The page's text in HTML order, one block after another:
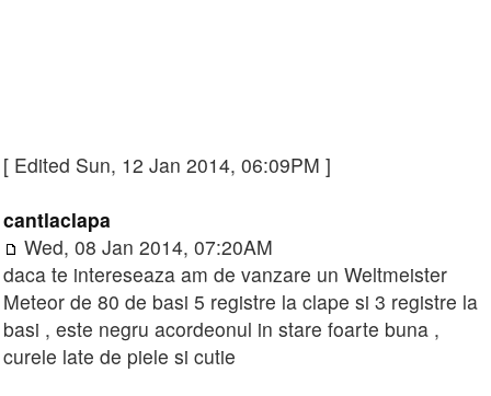
[ Edited Sun, 12 Jan 2014, 06:09PM ]
cantlaclapa
Wed, 08 Jan 2014, 07:20AM
daca te intereseaza am de vanzare un Weltmeister
Meteor de 80 de basi 5 registre la clape si 3 registre la
basi , este negru acordeonul in stare foarte buna ,
curele late de piele si cutie